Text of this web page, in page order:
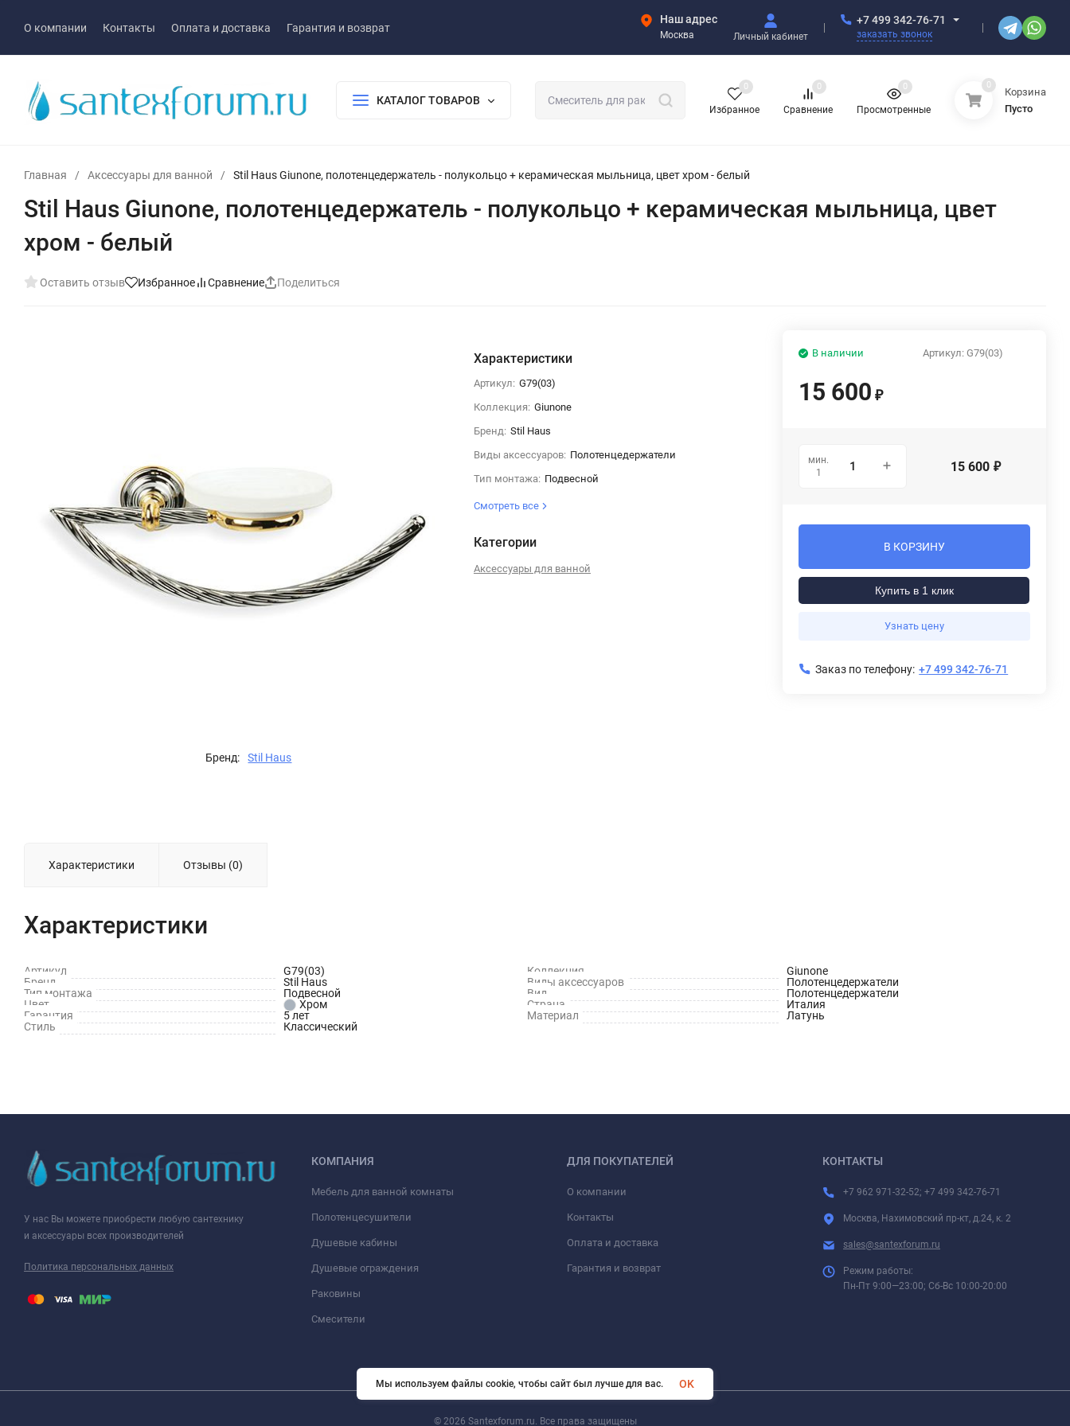
О компании Контакты Оплата и доставка Гарантия и возврат
Наш адрес
Москва Личный кабинет
+7 499 342-76-71
заказать звонок
КАТАЛОГ ТОВАРОВ
Избранное
0
Сравнение
0
Просмотренные
0 0
Корзина
Пусто
Главная / Аксессуары для ванной / Stil Haus Giunone, полотенцедержатель - полукольцо + керамическая мыльница, цвет хром - белый
Stil Haus Giunone, полотенцедержатель - полукольцо + керамическая мыльница, цвет
хром - белый
Оставить отзыв Избранное Сравнение Поделиться
Бренд: Stil Haus
Характеристики
Артикул: G79(03)
Коллекция: Giunone
Бренд: Stil Haus
Виды аксессуаров: Полотенцедержатели
Тип монтажа: Подвесной
Смотреть все
Категории
Аксессуары для ванной
Артикул: G79(03)
В наличии
15 600 ₽
мин.
1
15 600 ₽
В КОРЗИНУ
Купить в 1 клик
Узнать цену
Заказ по телефону: +7 499 342-76-71
Характеристики Отзывы (0)
Характеристики
Артикул G79(03) Коллекция
Giunone
Бренд
Stil Haus Виды аксессуаров
Полотенцедержатели
Тип монтажа
Подвесной Вид
Полотенцедержатели
Цвет
Хром Страна
Италия
Гарантия
5 лет Материал
Латунь
Стиль
Классический
У нас Вы можете приобрести любую сантехнику
и аксессуары всех производителей
Политика персональных данных
КОМПАНИЯ
Мебель для ванной комнаты
Полотенцесушители
Душевые кабины
Душевые ограждения
Раковины
Смесители
ДЛЯ ПОКУПАТЕЛЕЙ
О компании
Контакты
Оплата и доставка
Гарантия и возврат
КОНТАКТЫ
+7 962 971-32-52; +7 499 342-76-71
Москва, Нахимовский пр-кт, д.24, к. 2
sales@santexforum.ru
Режим работы:
Пн-Пт 9:00—23:00; Сб-Вс 10:00-20:00
© 2026 Santexforum.ru. Все права защищены
Мы используем файлы cookie, чтобы сайт был лучше для вас. OK